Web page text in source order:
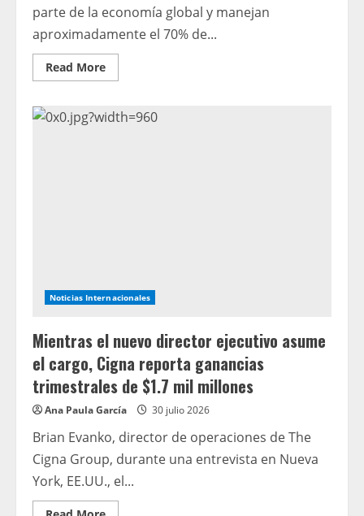
parte de la economía global y manejan
aproximadamente el 70% de...
Read MoreRead
more
qué
los
Noticias Internacionales
Mientras el nuevo director ejecutivo asume
el cargo, Cigna reporta ganancias
trimestrales de $1.7 mil millones
Ana Paula García 30 julio 2026
Brian Evanko, director de operaciones de The
Cigna Group, durante una entrevista en Nueva
York, EE.UU., el...